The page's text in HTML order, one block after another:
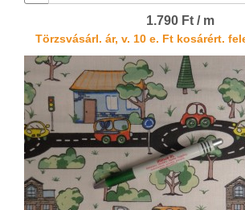
1.790 Ft / m
Törzsvásárl. ár, v. 10 e. Ft kosárért.